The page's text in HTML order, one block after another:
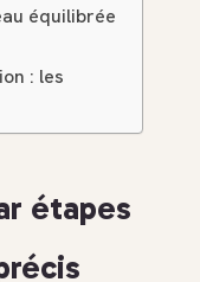
équilibrée
: les
étapes